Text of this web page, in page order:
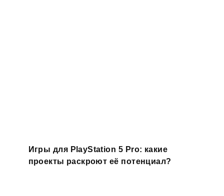
Игры для PlayStation 5 Pro: какие
проекты раскроют её потенциал?